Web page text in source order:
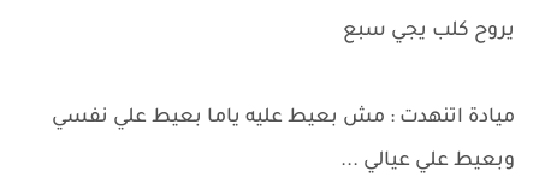
يروح كلب يجي سبع
ميادة اتنهدت : مش بعيط عليه ياما بعيط علي نفسي
وبعيط علي عيالي ...